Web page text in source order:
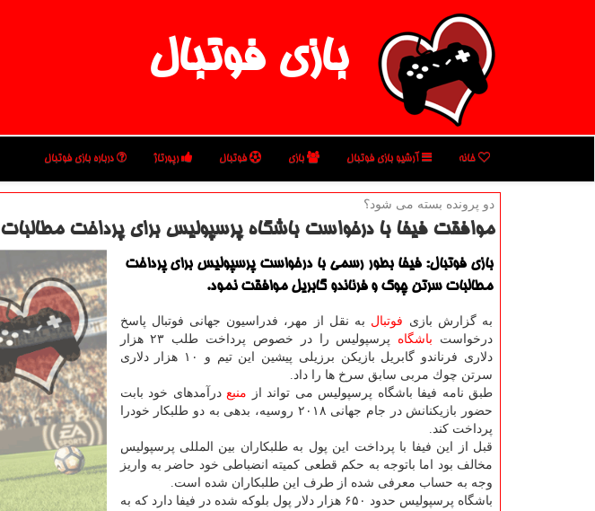
بازی فوتبال
خانه آرشیو بازی فوتبال بازی فوتبال رپورتاژ درباره بازی فوتبال
دو پرونده بسته می شود؟
موافقت فیفا با درخواست باشگاه پرسپولیس برای پرداخت مطالبات
بازی فوتبال: فیفا بطور رسمی با درخواست پرسپولیس برای پرداخت
مطالبات سرتن چوك و فرناندو گابریل موافقت نمود.
به گزارش بازی فوتبال به نقل از مهر، فدراسیون جهانی فوتبال پاسخ
درخواست باشگاه
پرسپولیس را در خصوص پرداخت طلب ۲۳ هزار
دلاری فرناندو گابریل بازیكن برزیلی پیشین این تیم و ۱۰ هزار دلاری
سرتن چوك مربی سابق سرخ ها را داد.
طبق نامه فیفا باشگاه پرسپولیس می تواند از منبع درآمدهای خود بابت
حضور بازیكنانش در جام جهانی ۲۰۱۸ روسیه، بدهی به دو طلبكار خودرا
پرداخت كند.
قبل از این فیفا با پرداخت این پول به طلبكاران بین المللی پرسپولیس
مخالف بود اما باتوجه به حكم قطعی كمیته انضباطی خود حاضر به واریز
وجه به حساب معرفی شده از طرف این طلبكاران شده است.
باشگاه پرسپولیس حدود ۶۵۰ هزار دلار پول بلوكه شده در فیفا دارد كه به